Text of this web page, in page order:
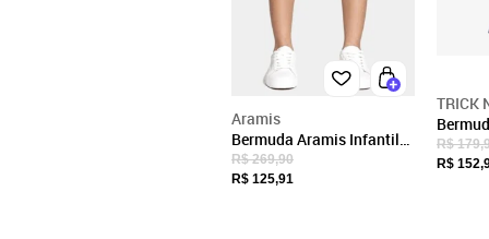
Aramis
Bermuda Aramis Infantil
Sarja Chino Marinho
R$ 269,90
R$ 125,91
TRICK
Com
Azul
R$
R$